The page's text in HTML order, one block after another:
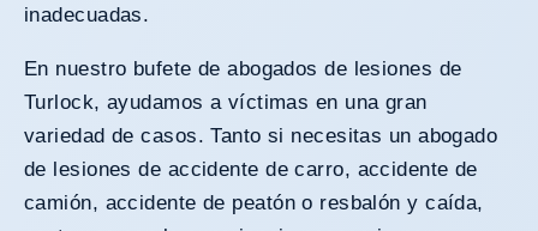
inadecuadas.
En nuestro bufete de abogados de lesiones de
Turlock, ayudamos a víctimas en una gran
variedad de casos. Tanto si necesitas un abogado
de lesiones de accidente de carro, accidente de
camión, accidente de peatóno resbalón y caída,